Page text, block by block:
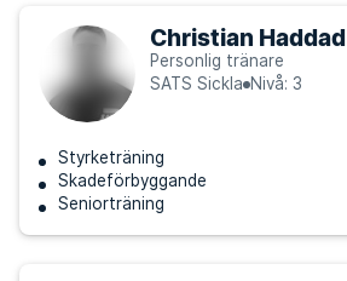
Christian Haddad
Personlig tränare
SATS Sickla Nivå: 3
Styrketräning
Skadeförbyggande
Seniorträning